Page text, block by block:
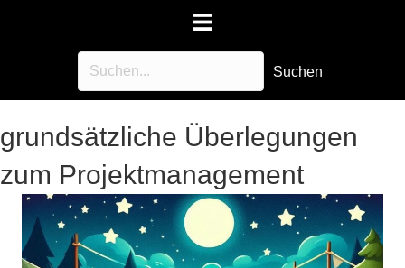
Suchen
grundsätzliche Überlegungen
zum Projektmanagement